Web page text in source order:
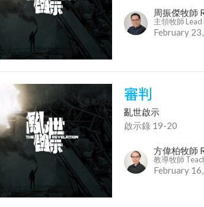
周振傑牧師
主領牧師
February
審判
亂世啟示
啟示錄 19-20
方偉柏牧師
教導牧師
February